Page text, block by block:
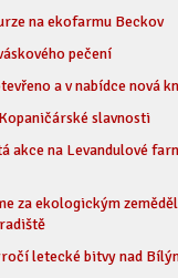
na ekofarmu Beckov
pečení
a v nabídce nová
slavnosti
akce na Levandulové
za ekologickým
letecké bitvy nad